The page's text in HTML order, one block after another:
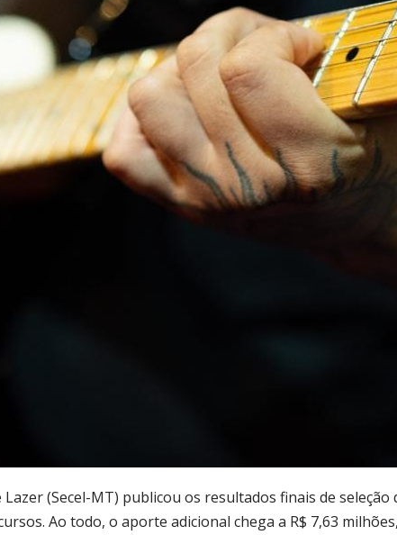
(Secel-MT) publicou os resultados finais de
Ao todo, o aporte adicional chega a R$ 7,63